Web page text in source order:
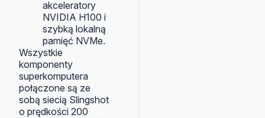
akceleratory
NVIDIA H100 i
szybką lokalną
pamięć NVMe.
Wszystkie
komponenty
superkomputera
połączone są ze
sobą siecią Slingshot
o prędkości 200